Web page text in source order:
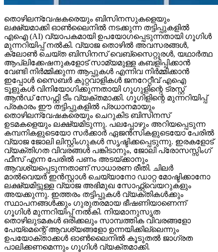
തൊഴിലന്വേഷകരെയും ബിസിനസുകളെയും
ലക്ഷ്യമാക്കി ഓണ്‍ലൈനില്‍ നടക്കുന്ന തട്ടിപ്പുകളില്‍
എഐ (AI) വ്യാപകമായി ഉപയോഗപ്പെടുന്നതായി ഗൂഗിള്‍
മുന്നറിയിപ്പ് നല്‍കി. വ്യാജ തൊഴില്‍ അവസരങ്ങള്‍,
ക്ലോണ്‍ ചെയ്ത ബിസിനസ് വെബ്‌സൈറ്റുരള്‍, യഥാര്‍ത്ഥ
ആപ്ലിക്കേഷനുകളോട് സാമ്യമുള്ള കബളിപ്പിക്കാന്‍
വേണ്ടി നിര്‍മ്മിക്കുന്ന ആപ്പുകള്‍ എന്നിവ നിര്‍മ്മിക്കാന്‍
ഇപ്പോള്‍ സൈബര്‍ കുറ്റവാളികള്‍ ജനറേറ്റീവ് എഐ
ടൂളുകള്‍ വിനിയോഗിക്കുന്നതായി ഗൂഗുളിന്റെ ട്രസ്റ്റ്
ആന്‍ഡ് സേഫ്റ്റി ടീം വ്യക്തമാക്കി. ഗൂഗിളിന്റെ മുന്നറിയിപ്പ്
പ്രകാരം ഈ തട്ടിപ്പുകളില്‍ പ്രധാനമായും
തൊഴിലന്വേഷകരെയും ചെറുകിട ബിസിനസ്
ഉടമകളെയും ലക്ഷ്യമിടുന്നു. പലപ്പോഴും അറിയപ്പെടുന്ന
കമ്പനികളുടെയോ സര്‍ക്കാര്‍ ഏജന്‍സികളുടെയോ പേരില്‍
വ്യാജ ജോലി ലിസ്റ്റിംഗുകള്‍ സൃഷ്ടിക്കപ്പെടുന്നു. ഇരകളോട്
വ്യക്തിഗത വിവരങ്ങള്‍ പങ്കിടാനും, ജോലി പ്രോസസ്സിംഗ്
ഫീസ് എന്ന പേരില്‍ പണം അടയ്ക്കാനും
ആവശ്യപ്പെടുന്നതാണ് സാധാരണ രീതി. ചിലര്‍
മാല്‍വെയര്‍ ഇന്‍സ്റ്റാള്‍ ചെയ്യാനോ ഡാറ്റ മോഷ്ടിക്കാനോ
ലക്ഷ്യമിട്ടുള്ള വ്യാജ അഭിമുഖ സോഫ്റ്റ്‌വെയറുകളും
അയക്കുന്നു. ഇത്തരം തട്ടിപ്പുകള്‍ വ്യക്തികള്‍ക്കും
സ്ഥാപനങ്ങള്‍ക്കും ഗുരുതരമായ ഭീഷണിയാണെന്ന്
ഗൂഗിള്‍ മുന്നറിയിപ്പ് നല്‍കി. നിയമാനുസൃത
തൊഴിലുടമകള്‍ ഒരിക്കലും സാമ്പത്തിക വിവരങ്ങളോ
പേയ്‌മെന്റെ് ആവശ്യങ്ങളോ ഉന്നയിക്കില്ലെന്നും
ഉപയോക്താക്കള്‍ ഓണ്‍ലൈനില്‍ കൂടുതല്‍ ജാഗ്രത
പാലിക്കണമെന്നും ഗൂഗിള്‍ വ്യക്തമാക്കി.